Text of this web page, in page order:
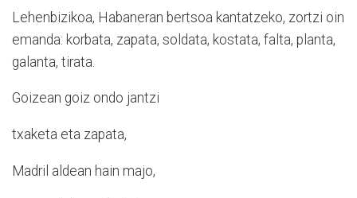
Lehenbizikoa, Habaneran bertsoa kantatzeko, zortzi oin
emanda: korbata, zapata, soldata, kostata, falta, planta,
galanta, tirata.
Goizean goiz ondo jantzi
txaketa eta zapata,
Madril aldean hain majo,